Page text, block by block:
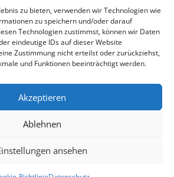
zu bieten, verwenden wir Technologien wie
zu speichern und/oder darauf
Technologien zustimmst, können wir Daten
eindeutige IDs auf dieser Website
Zustimmung nicht erteilst oder zurückziehst,
und Funktionen beeinträchtigt werden.
Akzeptieren
Ablehnen
ansehen
Leben “ – die Wanderausstellung
Datenschutz